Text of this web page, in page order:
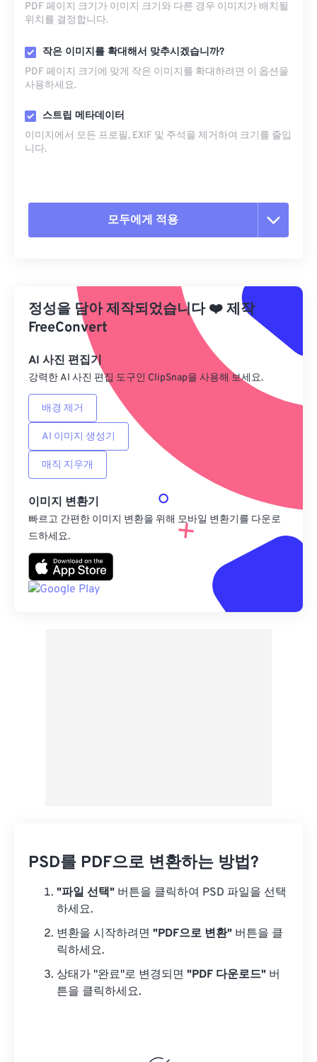
PDF 페이지 크기가 이미지 크기와 다른 경우 이미지가 배치될
위치를 결정합니다.
작은 이미지를 확대해서 맞추시겠습니까?
PDF 페이지 크기에 맞게 작은 이미지를 확대하려면 이 옵션을
사용하세요.
스트립 메타데이터
이미지에서 모든 프로필, EXIF ​​및 주석을 제거하여 크기를 줄입
니다.
모두에게 적용
사전 설정에서 적용
사전 설정으로 저장
정성을 담아 제작되었습니다❤️제작
FreeConvert
AI 사진 편집기
강력한 AI 사진 편집 도구인 ClipSnap을 사용해 보세요.
배경 제거
AI 이미지 생성기
매직 지우개
이미지 변환기
빠르고 간편한 이미지 변환을 위해 모바일 변환기를 다운로
드하세요.
PSD를 PDF으로 변환하는 방법?
"파일 선택" 버튼을 클릭하여 PSD 파일을 선택
하세요.
변환을 시작하려면 "PDF으로 변환" 버튼을 클
릭하세요.
상태가 "완료"로 변경되면 "PDF 다운로드" 버
튼을 클릭하세요.